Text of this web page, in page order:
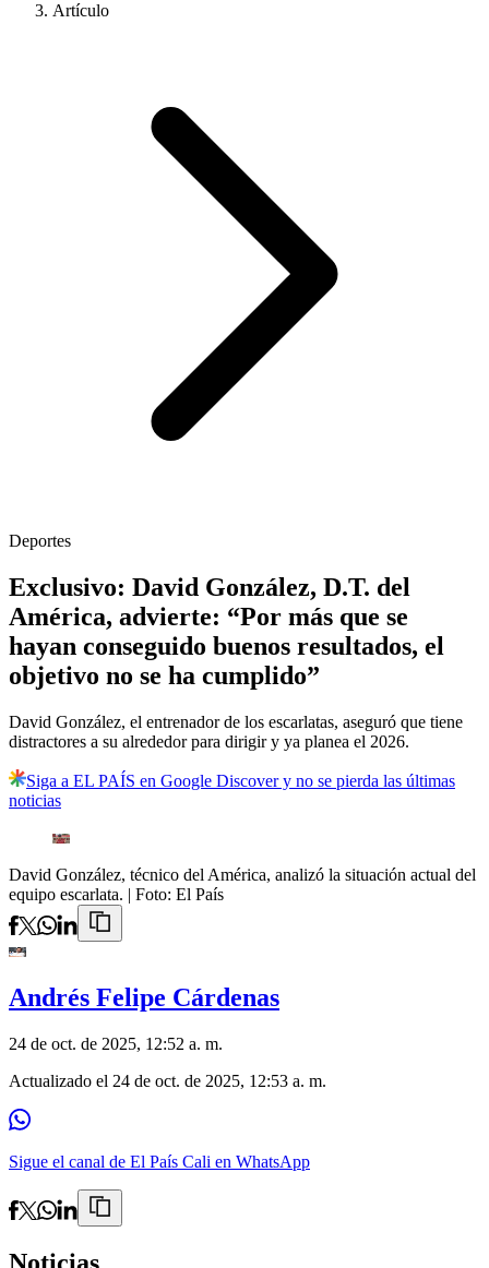
Artículo
Deportes
Exclusivo: David González, D.T. del
América, advierte: “Por más que se
hayan conseguido buenos resultados, el
objetivo no se ha cumplido”
David González, el entrenador de los escarlatas, aseguró que tiene
distractores a su alrededor para dirigir y ya planea el 2026.
Siga a EL PAÍS en Google Discover y no se pierda las últimas
noticias
David González, técnico del América, analizó la situación actual del
equipo escarlata. | Foto: El País
Andrés Felipe Cárdenas
24 de oct. de 2025, 12:52 a. m.
Actualizado el 24 de oct. de 2025, 12:53 a. m.
Sigue el canal de El País Cali en WhatsApp